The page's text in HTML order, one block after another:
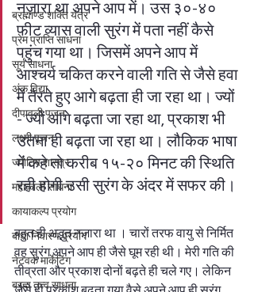
ब्रह्माण्ड शक्ति यंत्र
प्रेम प्राप्ति साधना
सूर्य साधना
अंक विद्या
दीपावली पूजन
लक्ष्मी पूजन
ज्योतिष शास्त्र
महाकाली साधना
कायाकल्प प्रयोग
बाधा निवारण प्रयोग
नेटवर्क मार्केटिंग
ब्रह्म तत्व साधना
नज़ारा था अपने आप में। उस ३०-४०
फीट व्यास वाली सुरंग में पता नहीं कैसे
पहुंच गया था। जिसमें अपने आप में
आश्चर्य चकित करने वाली गति से जैसे हवा
में तैरते हुए आगे बढ़ता ही जा रहा था। ज्यों
- ज्यों आगे बढ़ता जा रहा था, प्रकाश भी
उतना ही बढ़ता जा रहा था। लौकिक भाषा
में कहे तो करीब १५-२० मिनट की स्थिति
रही होगी उसी सुरंग के अंदर में सफर की।
बहुत ही अद्भुत नज़ारा था । चारों तरफ वायु से निर्मित
वह सुरंग अपने आप ही जैसे घूम रही थी। मेरी गति की
तीव्रता और प्रकाश दोनों बढ़ते ही चले गए। लेकिन